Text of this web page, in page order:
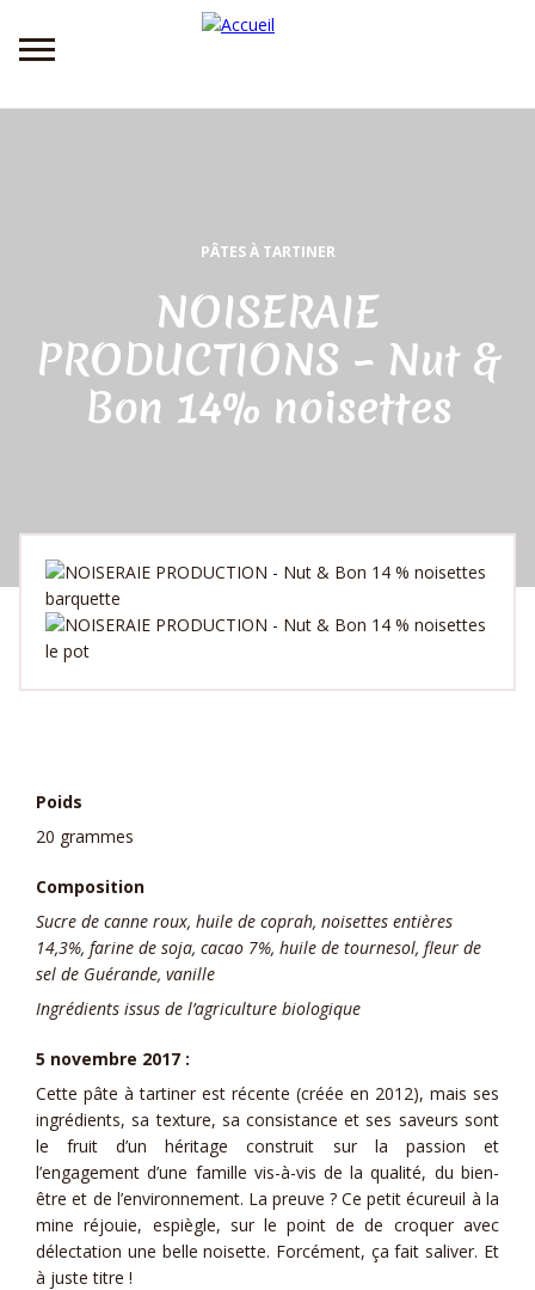
contenu
PÂTES À TARTINER
NOISERAIE
PRODUCTIONS – Nut &
Bon 14% noisettes
Poids
20 grammes
Composition
Sucre de canne roux, huile de coprah, noisettes entières
14,3%, farine de soja, cacao 7%, huile de tournesol, fleur de
sel de Guérande, vanille
Ingrédients issus de l’agriculture biologique
5 novembre 2017 :
Cette pâte à tartiner est récente (créée en 2012), mais ses
ingrédients, sa texture, sa consistance et ses saveurs sont
le fruit d’un héritage construit sur la passion et
l’engagement d’une famille vis-à-vis de la qualité, du bien-
être et de l’environnement. La preuve ? Ce petit écureuil à la
mine réjouie, espiègle, sur le point de de croquer avec
délectation une belle noisette. Forcément, ça fait saliver. Et
à juste titre !